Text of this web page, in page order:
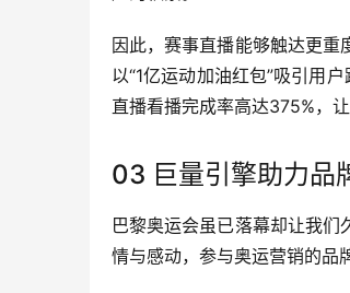
因此，赛事直播能够触达更
以“1亿运动加油红包”吸引用
直播看播完成率高达375%，
03 巨量引擎助力品
巴黎奥运会虽已落幕却让我
情与感动，参与奥运营销的品